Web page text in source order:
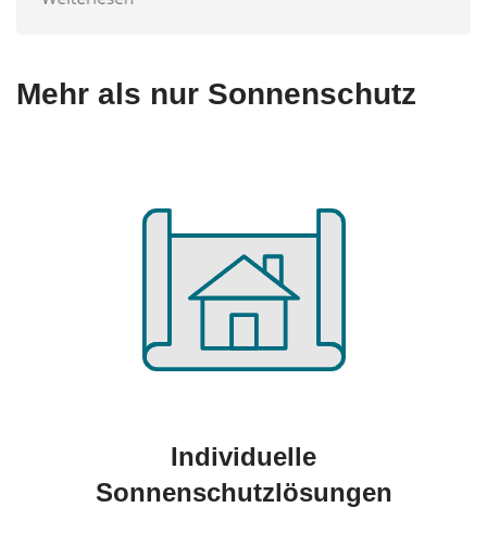
Mehr als nur Sonnenschutz
Individuelle
Sonnenschutzlösungen